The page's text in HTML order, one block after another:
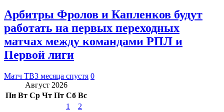
Арбитры Фролов и Капленков будут
работать на первых переходных
матчах между командами РПЛ и
Первой лиги
Матч ТВ3 месяца спустя 0
Август 2026
Пн Вт Ср Чт Пт Сб Вс
1
2